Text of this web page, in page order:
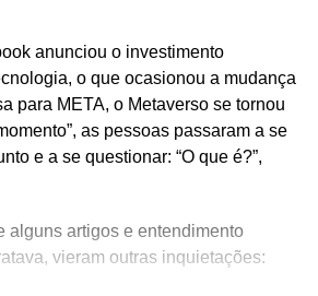
anunciou o investimento
o que ocasionou a mudança
para META, o Metaverso se tornou
as pessoas passaram a se
e a se questionar: “O que é?”,
alguns artigos e entendimento
vieram outras inquietações: